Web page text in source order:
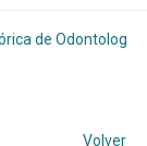
de Odontología
Volver